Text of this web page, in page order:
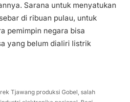
Sarana untuk menyatukan
di ribuan pulau, untuk
pemimpin negara bisa
yang belum dialiri listrik
Tjawang produksi Gobel, salah